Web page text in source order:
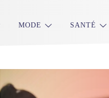
MODE SANTÉ